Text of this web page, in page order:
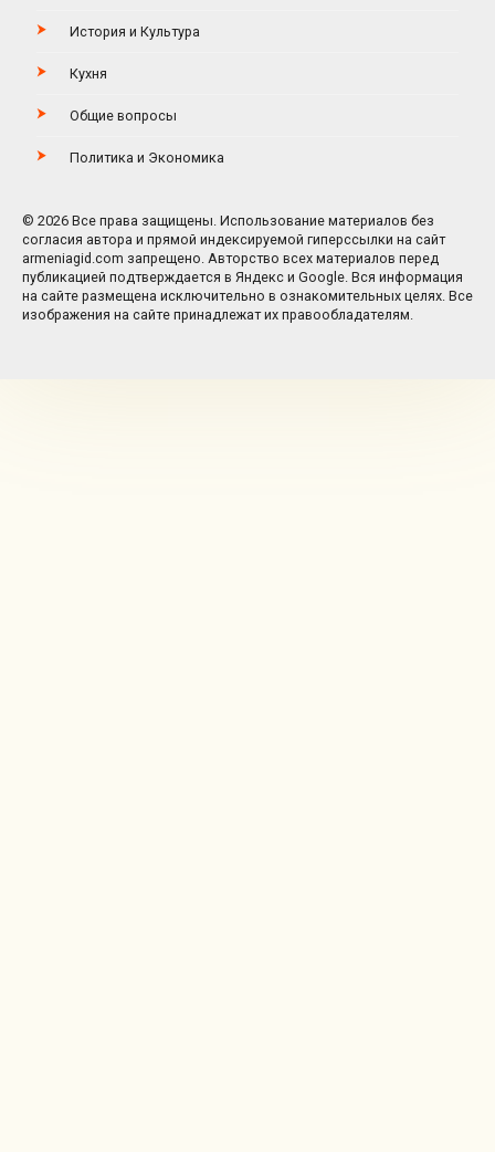
История и Культура
Кухня
Общие вопросы
Политика и Экономика
© 2026 Все права защищены. Использование материалов без
согласия автора и прямой индексируемой гиперссылки на сайт
armeniagid.com запрещено. Авторство всех материалов перед
публикацией подтверждается в Яндекс и Google. Вся информация
на сайте размещена исключительно в ознакомительных целях. Все
изображения на сайте принадлежат их правообладателям.